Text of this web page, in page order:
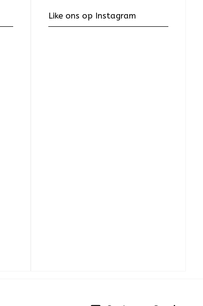
Like ons op Instagram